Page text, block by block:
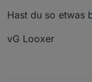
Hast du so etwas
vG Looxer